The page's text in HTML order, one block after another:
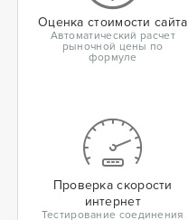
Оценка стоимости сайта
Автоматический расчет
рыночной цены по
формуле
Проверка скорости
интернет
Тестирование соединения